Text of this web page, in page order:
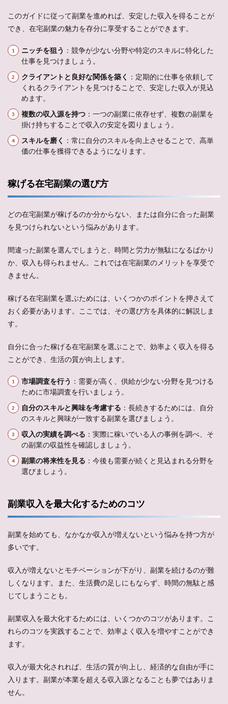
このガイドに従って副業を進めれば、安定した収入を得ることが
でき、在宅副業の魅力を存分に享受することができます。
ニッチを狙う ：競争が少ない分野や特定のスキルに特化した
仕事を見つけましょう。
クライアントと良好な関係を築く ：定期的に仕事を依頼して
くれるクライアントを見つけることで、安定した収入が見込
めます。
複数の収入源を持つ ：一つの副業に依存せず、複数の副業を
掛け持ちすることで収入の安定を図りましょう。
スキルを磨く ：常に自分のスキルを向上させることで、高単
価の仕事を獲得できるようになります。
稼げる在宅副業の選び方
どの在宅副業が稼げるのか分からない、または自分に合った副業
を見つけられないという悩みがあります。
間違った副業を選んでしまうと、時間と労力が無駄になるばかり
か、収入も得られません。これでは在宅副業のメリットを享受で
きません。
稼げる在宅副業を選ぶためには、いくつかのポイントを押さえて
おく必要があります。ここでは、その選び方を具体的に解説しま
す。
自分に合った稼げる在宅副業を選ぶことで、効率よく収入を得る
ことができ、生活の質が向上します。
市場調査を行う ：需要が高く、供給が少ない分野を見つける
ために市場調査を行いましょう。
自分のスキルと興味を考慮する ：長続きするためには、自分
のスキルと興味が一致する副業を選びましょう。
収入の実績を調べる ：実際に稼いでいる人の事例を調べ、そ
の副業の収益性を確認しましょう。
副業の将来性を見る ：今後も需要が続くと見込まれる分野を
選びましょう。
副業収入を最大化するためのコツ
副業を始めても、なかなか収入が増えないという悩みを持つ方が
多いです。
収入が増えないとモチベーションが下がり、副業を続けるのが難
しくなります。また、生活費の足しにもならず、時間の無駄と感
じてしまうことも。
副業収入を最大化するためには、いくつかのコツがあります。こ
れらのコツを実践することで、効率よく収入を増やすことができ
ます。
収入が最大化されれば、生活の質が向上し、経済的な自由が手に
入ります。副業が本業を超える収入源となることも夢ではありま
せん。